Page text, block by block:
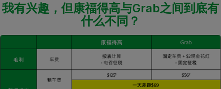
我有兴趣，但康福得高与Grab之间到底有
什么不同？